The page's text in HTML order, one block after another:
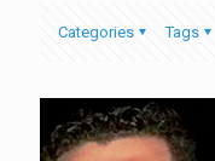
Categories Tags